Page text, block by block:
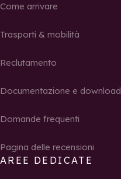
Come arrivare
Trasporti & mobilità
Reclutamento
Documentazione e download
Domande frequenti
Pagina delle recensioni
AREE DEDICATE